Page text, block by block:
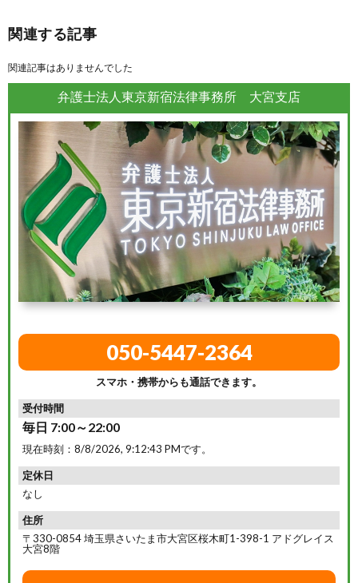
関連する記事
関連記事はありませんでした
弁護士法人東京新宿法律事務所 大宮支店
050-5447-2364
スマホ・携帯からも通話できます。
受付時間
毎日 7:00～22:00
現在時刻： 8/8/2026, 9:12:44 PMです。
定休日
なし
住所
〒330-0854 埼玉県さいたま市大宮区桜木町1-398-1 アドグレイス
大宮8階